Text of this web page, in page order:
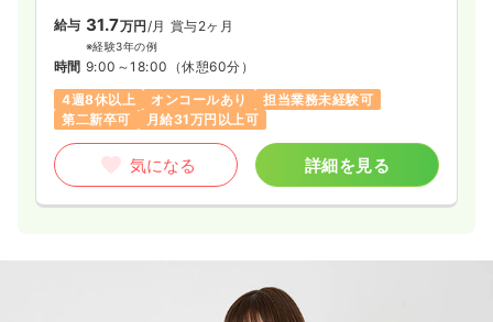
給与 31.7万円/月 賞与2ヶ月
※経験3年の例
時間 9:00～18:00 （休憩60分）
4週8休以上
オンコールあり
担当業務未経験可
第二新卒可
月給31万円以上可
気になる 詳細を見る